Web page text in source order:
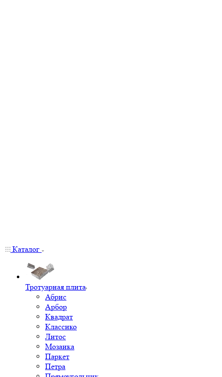
Каталог
Тротуарная плита
Абрис
Арбор
Квадрат
Классико
Литос
Мозаика
Паркет
Петра